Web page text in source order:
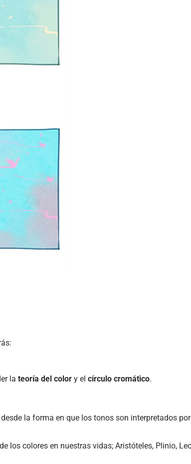
la teoría del color y el círculo cromático.
la forma en que los tonos son interpretados
los colores en nuestras vidas; Aristóteles, Plinio,